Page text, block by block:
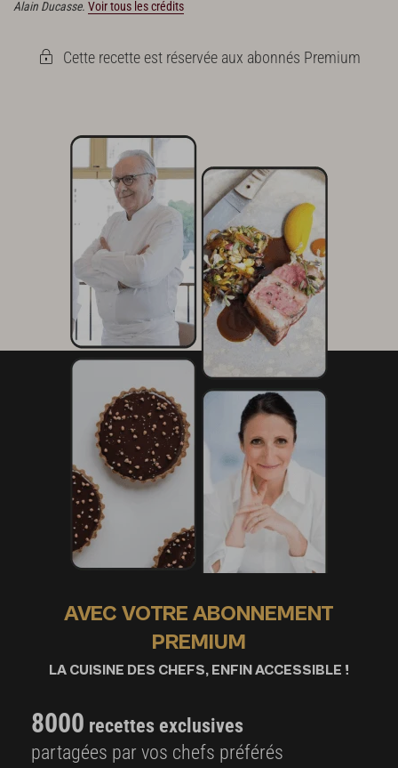
Alain Ducasse. Voir tous les crédits
Cette recette est réservée aux abonnés Premium
AVEC VOTRE ABONNEMENT
PREMIUM
LA CUISINE DES CHEFS, ENFIN ACCESSIBLE !
8000 recettes exclusives
partagées par vos chefs préférés